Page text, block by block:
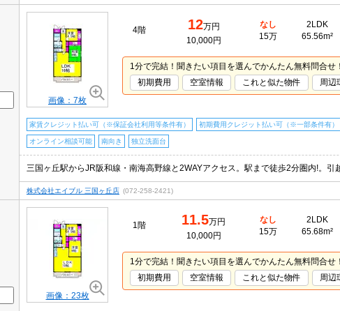
画像：7枚
4階 12万円
10,000円
なし
15万
2LDK
65.56m²
1分で完結！聞きたい項目を選んでかんたん無料問合せ！
初期費用
空室情報 これと似た物件 周辺
家賃クレジット払い可（※保証会社利用等条件有） 初期費用クレジット払い可（※一部条件有）
オンライン相談可能 南向き 独立洗面台
株式会社エイブル 三国ヶ丘店 (072-258-2421)
画像：23枚
1階 11.5万円
10,000円
なし
15万
2LDK
65.68m²
1分で完結！聞きたい項目を選んでかんたん無料問合せ！
初期費用
空室情報 これと似た物件 周辺